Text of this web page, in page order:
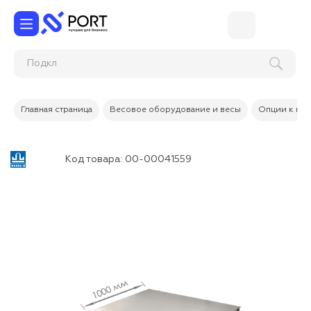
Под
Главная страница Весовое оборудование и весы Опции к
Код товара: 00-00041559